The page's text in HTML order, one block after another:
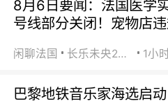
8月6日要闻：法国医学
号线部分关闭！宠物店违
闲聊法国 长乐未央2015 1小
巴黎地铁音乐家海选启动